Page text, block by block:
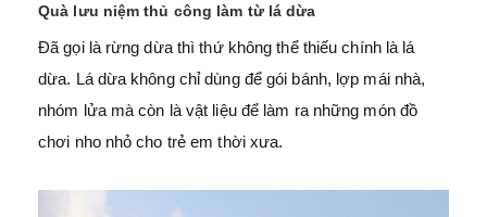
Quà lưu niệm thủ công làm từ lá dừa
Đã gọi là rừng dừa thì thứ không thể thiếu chính là lá
dừa. Lá dừa không chỉ dùng để gói bánh, lợp mái nhà,
nhóm lửa mà còn là vật liệu để làm ra những món đồ
chơi nho nhỏ cho trẻ em thời xưa.